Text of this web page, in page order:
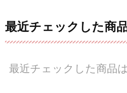
最近チェックした商
最近チェックした商品